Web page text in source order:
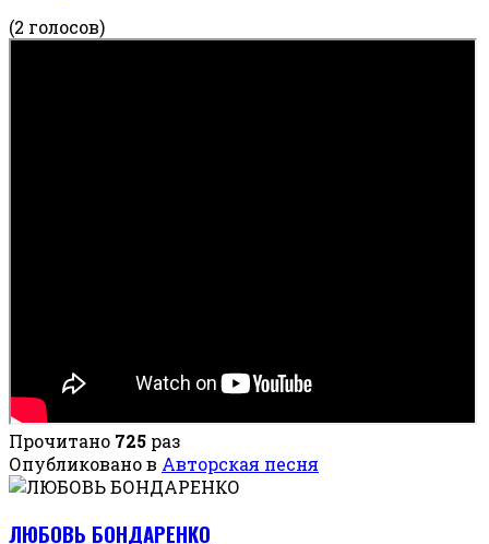
(2 голосов)
Прочитано 725 раз
Опубликовано в Авторская песня
ЛЮБОВЬ БОНДАРЕНКО